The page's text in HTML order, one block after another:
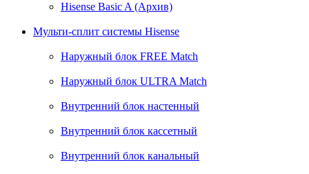
Hisense Basic A (Архив)
Мульти-сплит системы Hisense
Наружный блок FREE Match
Наружный блок ULTRA Match
Внутренний блок настенный
Внутренний блок кассетный
Внутренний блок канальный